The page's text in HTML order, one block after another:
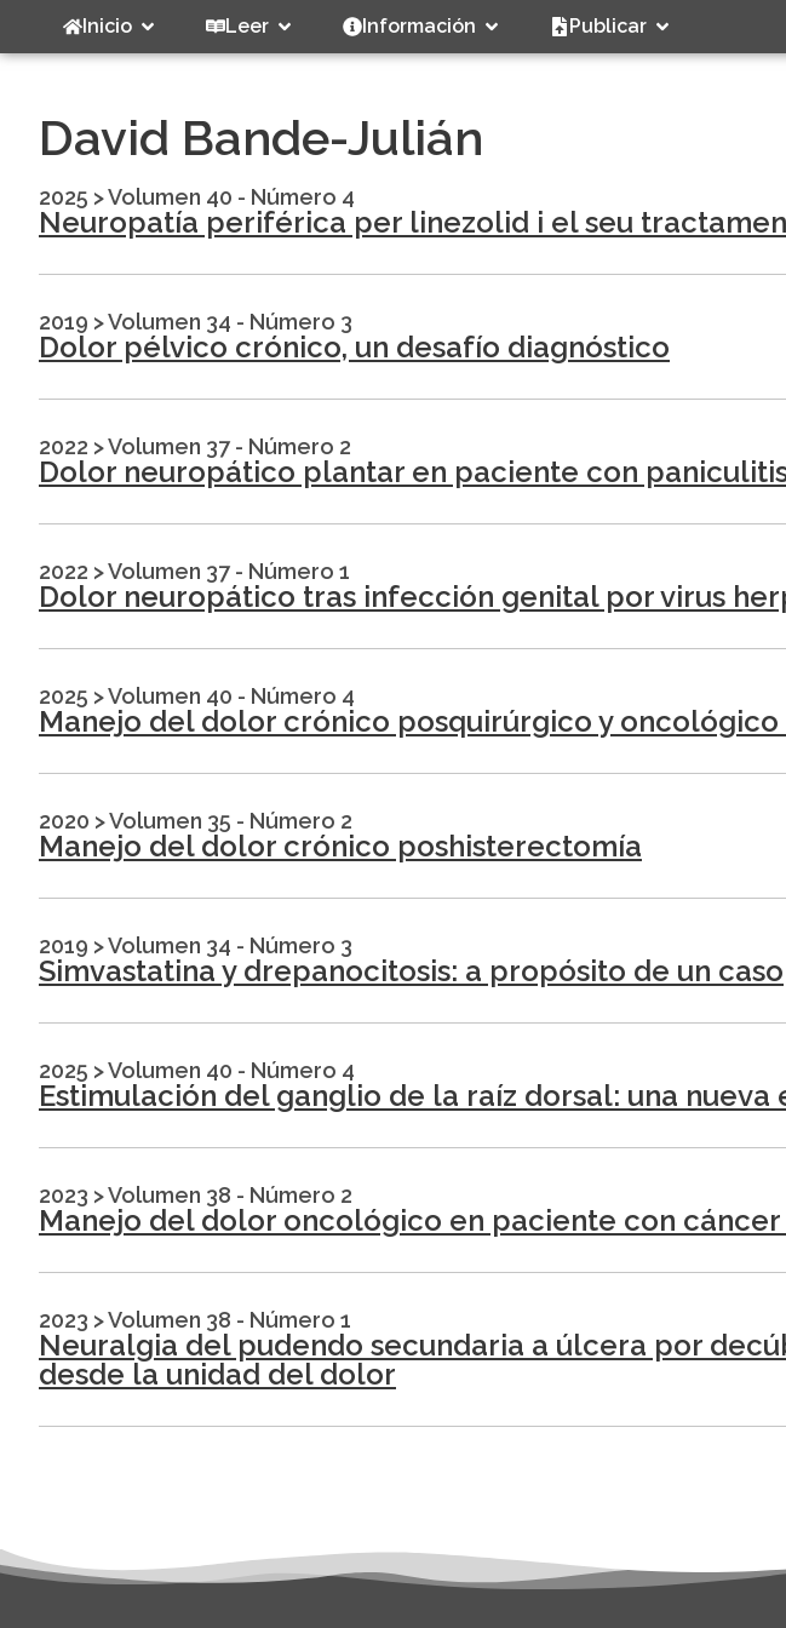
Inicio Leer Información Publicar
David Bande-Julián
2025 >Volumen 40 - Número 4
Neuropatía periférica per linezolid i el seu
2019 >Volumen 34 - Número 3
Dolor pélvico crónico, un desafío diagnóstico
2022 >Volumen 37 - Número 2
Dolor neuropático plantar en paciente con
2022 >Volumen 37 - Número 1
Dolor neuropático tras infección genital por virus
2025 >Volumen 40 - Número 4
Manejo del dolor crónico posquirúrgico y
2020 >Volumen 35 - Número 2
Manejo del dolor crónico poshisterectomía
2019 >Volumen 34 - Número 3
Simvastatina y drepanocitosis: a propósito de un caso
2025 >Volumen 40 - Número 4
Estimulación del ganglio de la raíz dorsal: una
2023 >Volumen 38 - Número 2
Manejo del dolor oncológico en paciente con
2023 >Volumen 38 - Número 1
Neuralgia del pudendo secundaria a úlcera por
desde la unidad del dolor